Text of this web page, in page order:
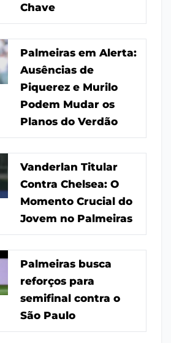
Chave
Palmeiras em Alerta:
Ausências de
Piquerez e Murilo
Podem Mudar os
Planos do Verdão
Vanderlan Titular
Contra Chelsea: O
Momento Crucial do
Jovem no Palmeiras
Palmeiras busca
reforços para
semifinal contra o
São Paulo